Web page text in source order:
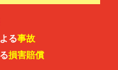
る事故
損害賠償